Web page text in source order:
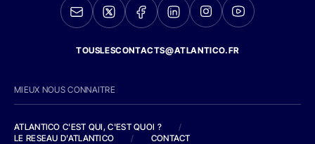
TOUSLESCONTACTS@ATLANTICO.FR
MIEUX NOUS CONNAITRE
ATLANTICO C'EST QUI, C'EST QUOI ?
/
LE RESEAU D'ATLANTICO
/ CONTACT